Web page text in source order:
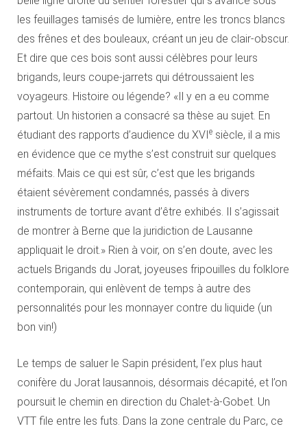
les feuillages tamisés de lumière, entre les troncs blancs
des frênes et des bouleaux, créant un jeu de clair-obscur.
Et dire que ces bois sont aussi célèbres pour leurs
brigands, leurs coupe-jarrets qui détroussaient les
voyageurs. Histoire ou légende? «Il y en a eu comme
partout. Un historien a consacré sa thèse au sujet. En
étudiant des rapports d’audience du XVI e siècle, il a mis
en évidence que ce mythe s’est construit sur quelques
méfaits. Mais ce qui est sûr, c’est que les brigands
étaient sévèrement condamnés, passés à divers
instruments de torture avant d’être exhibés. Il s’agissait
de montrer à Berne que la juridiction de Lausanne
appliquait le droit.» Rien à voir, on s’en doute, avec les
actuels Brigands du Jorat, joyeuses fripouilles du folklore
contemporain, qui enlèvent de temps à autre des
personnalités pour les monnayer contre du liquide (un
bon vin!)
Le temps de saluer le Sapin président, l’ex plus haut
conifère du Jorat lausannois, désormais décapité, et l’on
poursuit le chemin en direction du Chalet-à-Gobet. Un
VTT file entre les futs. Dans la zone centrale du Parc, ce